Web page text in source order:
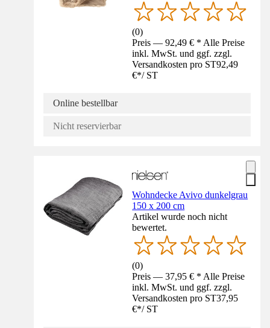
(0)
Preis — 92,49 € * Alle Preise
inkl. MwSt. und ggf. zzgl.
Versandkosten pro ST92,49
€*/ ST
Online bestellbar
Nicht reservierbar
Wohndecke Avivo dunkelgrau
150 x 200 cm
Artikel wurde noch nicht
bewertet.
(0)
Preis — 37,95 € * Alle Preise
inkl. MwSt. und ggf. zzgl.
Versandkosten pro ST37,95
€*/ ST